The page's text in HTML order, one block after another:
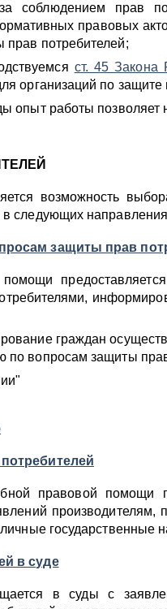
соблюдением прав
правовых
потребителей;
ст. 45 Закона
организаций по
опыт работы позволяет
возможность
в следующих
защиты прав
граждан
по вопросам защиты
правовой помощи
в суде
в суды с